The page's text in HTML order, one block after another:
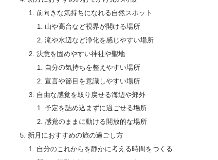
前向きな気持ちになれる自然スポット
山や高台など視界が開ける場所
滝や水辺など浄化を感じやすい場所
決意を固めやすい神社や聖地
自分の気持ちを整えやすい場所
宣言や節目を意識しやすい場所
自由な感覚を取り戻せる海辺や郊外
予定を詰め込まずに過ごせる場所
感覚のままに動ける開放的な場所
新月におすすめの旅の過ごし方
自分のこれからを静かに考える時間をつくる